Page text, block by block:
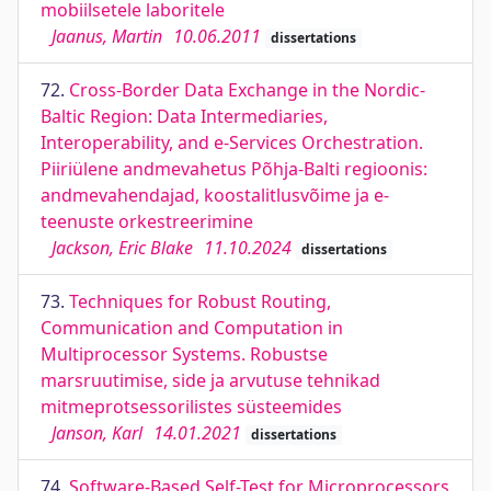
mobiilsetele laboritele
Jaanus, Martin 10.06.2011 dissertations
72. Cross-Border Data Exchange in the Nordic-
Baltic Region: Data Intermediaries,
Interoperability, and e-Services Orchestration.
Piiriülene andmevahetus Põhja-Balti regioonis:
andmevahendajad, koostalitlusvõime ja e-
teenuste orkestreerimine
Jackson, Eric Blake 11.10.2024 dissertations
73. Techniques for Robust Routing,
Communication and Computation in
Multiprocessor Systems. Robustse
marsruutimise, side ja arvutuse tehnikad
mitmeprotsessorilistes süsteemides
Janson, Karl 14.01.2021 dissertations